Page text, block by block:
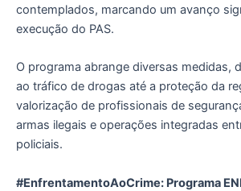
contemplados, marcando um avanço
execução do PAS.
O programa abrange diversas medidas,
ao tráfico de drogas até a proteção da
valorização de profissionais de
armas ilegais e operações integradas
policiais.
#EnfrentamentoAoCrime: Programa